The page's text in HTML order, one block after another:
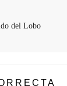
del Lobo